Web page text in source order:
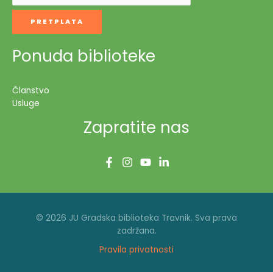
Ponuda biblioteke
Članstvo
Usluge
Zapratite nas
© 2026 JU Gradska biblioteka Travnik. Sva prava
zadržana.
Pravila privatnosti